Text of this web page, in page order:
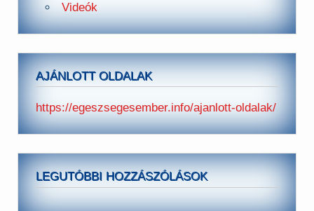
Videók
AJÁNLOTT OLDALAK
https://egeszsegesember.info/ajanlott-oldalak/
LEGUTÓBBI HOZZÁSZÓLÁSOK